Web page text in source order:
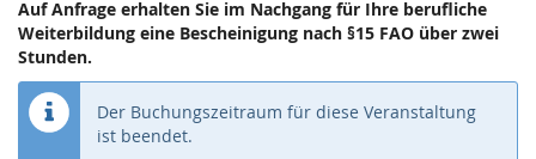
Di,
25.
Februar
2025
Auf Anfrage erhalten Sie im Nachgang für Ihre berufliche
Weiterbildung eine Bescheinigung nach §15 FAO über zwei
Stunden.
Der Buchungszeitraum für diese Veranstaltung
ist beendet.